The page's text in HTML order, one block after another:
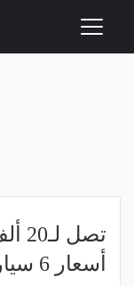
Toggle
أسعار 6 سيارات في مصر -صور